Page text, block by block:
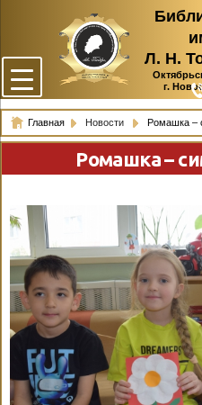
Л. Н.
г.
Главная Новости Ромашка –
Ромашка –